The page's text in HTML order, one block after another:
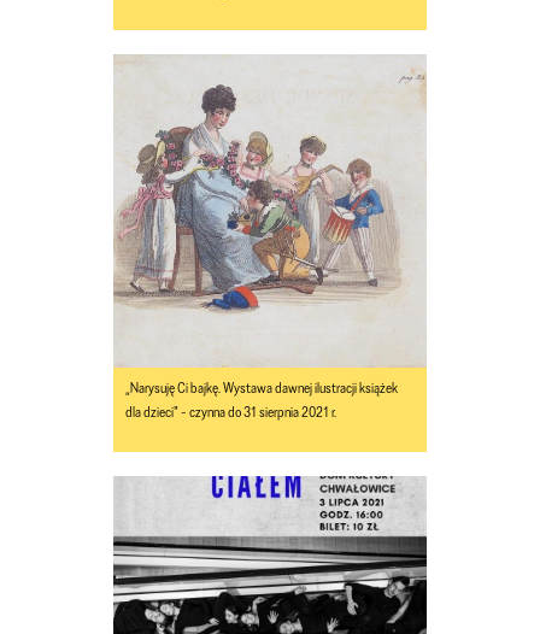
„Narysuję Ci bajkę. Wystawa dawnej ilustracji książek
dla dzieci" - czynna do 31 sierpnia 2021 r.